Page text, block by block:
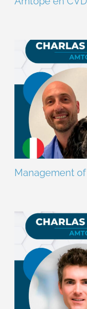
Management